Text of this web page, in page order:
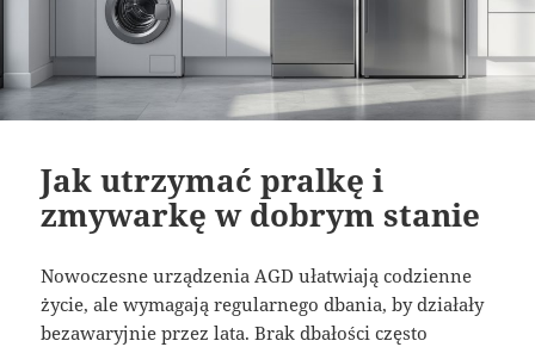
Jak utrzymać pralkę i
zmywarkę w dobrym stanie
Nowoczesne urządzenia AGD ułatwiają codzienne
życie, ale wymagają regularnego dbania, by działały
bezawaryjnie przez lata. Brak dbałości często